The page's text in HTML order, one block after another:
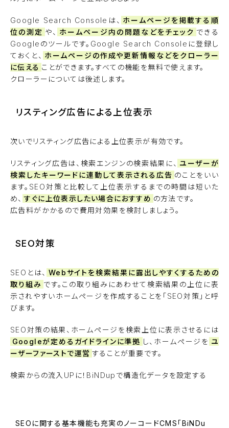
Google Search Consoleは、 ホームページを掲載する順
位の測定 や、 ホームページ内の問題などをチェック できる
Googleのツールです。Google Search Consoleに登録し
ておくと、 ホームページの作成や更新情報などをクローラー
に伝える ことができます。すべての機能を無料で使えます。
クローラーについては後述します。
リスティング広告による上位表示
次いでリスティング広告による上位表示が有効です。
リスティング広告は、検索エンジンの検索結果に、 ユーザーが
検索したキーワードに連動して表示される広告 のことをいい
ます。SEO対策と比較して上位表示するまでの時間は短いた
め、 すぐに上位表示したい場合におすすめ の方法です。
広告料がかかるので費用対効果を検討しましょう。
SEO対策
SEOとは、 Webサイトを検索結果に露出しやすくするための
取り組み です。この取り組みにあわせて検索結果の上位に表
示されやすいホームページを作成することを「SEO対策」と呼
びます。
SEO対策の結果、ホームページを検索上位に表示させるには
Googleが定めるガイドラインに準拠 し、ホームページを ユ
ーザーファーストで運営 することが重要です。
検索からの流入UPに！BiNDupで構造化データを設定する
SEOに関する基本機能も充実のノーコードCMS「BiNDu